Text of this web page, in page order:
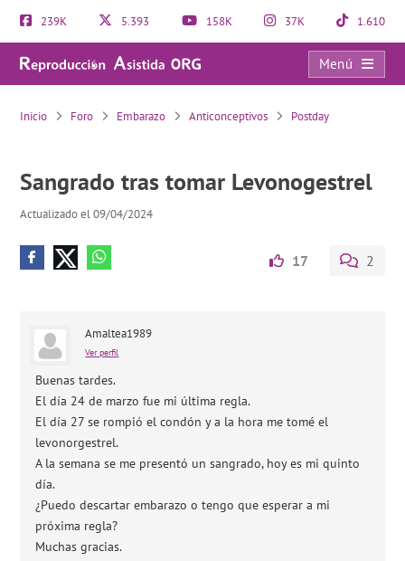
239K 5.393 158K 37K 1.610
Menú
Sangrado tras tomar Levonogestrel
Inicio Foro Embarazo Anticonceptivos Postday
Sangrado tras tomar Levonogestrel
Actualizado el 09/04/2024
17 2
Amaltea1989
Ver perfil
Buenas tardes.
El día 24 de marzo fue mi última regla.
El día 27 se rompió el condón y a la hora me tomé el
levonorgestrel.
A la semana se me presentó un sangrado, hoy es mi quinto
día.
¿Puedo descartar embarazo o tengo que esperar a mi
próxima regla?
Muchas gracias.